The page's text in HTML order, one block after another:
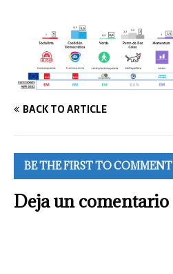
BACK TO ARTICLE
BE THE FIRST TO COMMENT
Deja un comentario